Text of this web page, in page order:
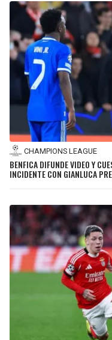
CHAMPIONS LEAGUE
BENFICA DIFUNDE VIDEO Y
INCIDENTE CON GIANLUCA